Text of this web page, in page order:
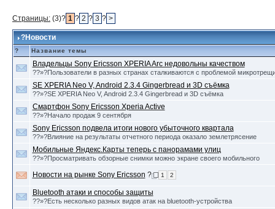
Страницы: (3)? 1 ? 2 ? 3 ? >
?Новости
? Название темы
Владельцы Sony Ericsson XPERIA Arc недовольны качеством
??»?Пользователи в разных странах сталкиваются с проблемой
SE XPERIA Neo V, Android 2.3.4 Gingerbread и 3D съёмка
??»?SE XPERIA Neo V, Android 2.3.4 Gingerbread и 3D съёмка
Смартфон Sony Ericsson Xperia Active
??»?Начало продаж 9 сентября
Sony Ericsson подвела итоги нового убыточного квартала
??»?Влияние на результаты отчетного периода оказало землетрясение
Мобильные Яндекс.Карты теперь с панорамами улиц
??»?Просматривать обзорные снимки можно экране своего мобильного
Новости на рынке Sony Ericsson ? 1 2
Bluetooth атаки и способы защиты
??»?Есть несколько разных видов атак на bluetooth-устройства